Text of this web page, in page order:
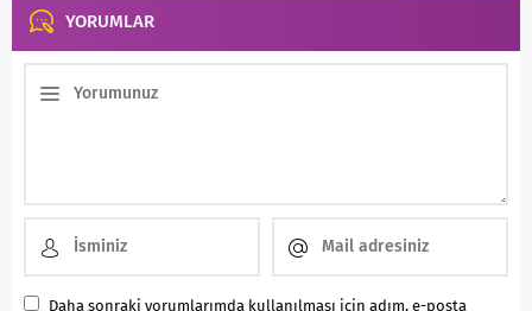
YORUMLAR
Daha sonraki yorumlarımda kullanılması için adım, e-posta